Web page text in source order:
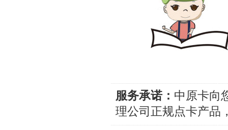
服务承诺： 中原卡向
理公司正规点卡产品